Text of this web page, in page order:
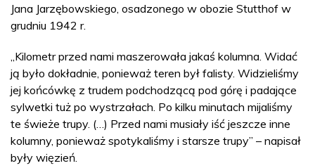
Jana Jarzębowskiego, osadzonego w obozie Stutthof w
grudniu 1942 r.
„Kilometr przed nami maszerowała jakaś kolumna. Widać
ją było dokładnie, ponieważ teren był falisty. Widzieliśmy
jej końcówkę z trudem podchodzącą pod górę i padające
sylwetki tuż po wystrzałach. Po kilku minutach mijaliśmy
te świeże trupy. (…) Przed nami musiały iść jeszcze inne
kolumny, ponieważ spotykaliśmy i starsze trupy” – napisał
były więzień.